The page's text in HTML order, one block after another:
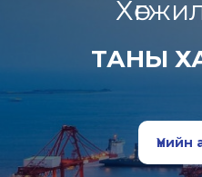
ТАНЫ
Үнийн